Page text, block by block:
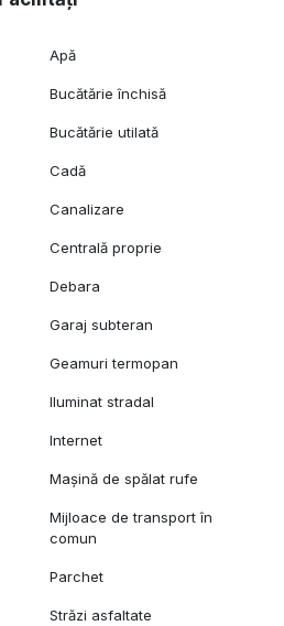
Apă
Bucătărie închisă
Bucătărie utilată
Cadă
Canalizare
Centrală proprie
Debara
Garaj subteran
Geamuri termopan
Iluminat stradal
Internet
Mașină de spălat rufe
Mijloace de transport în
comun
Parchet
Străzi asfaltate